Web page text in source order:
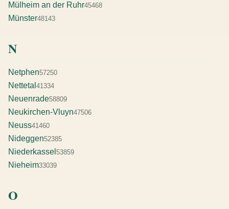
Mülheim an der Ruhr45468
Münster48143
N
Netphen57250
Nettetal 41334
Neuenrade58809
Neukirchen-Vluyn47506
Neuss41460
Nideggen52385
Niederkassel 53859
Nieheim33039
O